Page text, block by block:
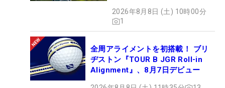
2026年8月8日 (土) 10時00分
1
全周アライメントを初搭載！ ブリ
ヂストン『TOUR B JGR Roll-in
Alignment』、8月7日デビュー